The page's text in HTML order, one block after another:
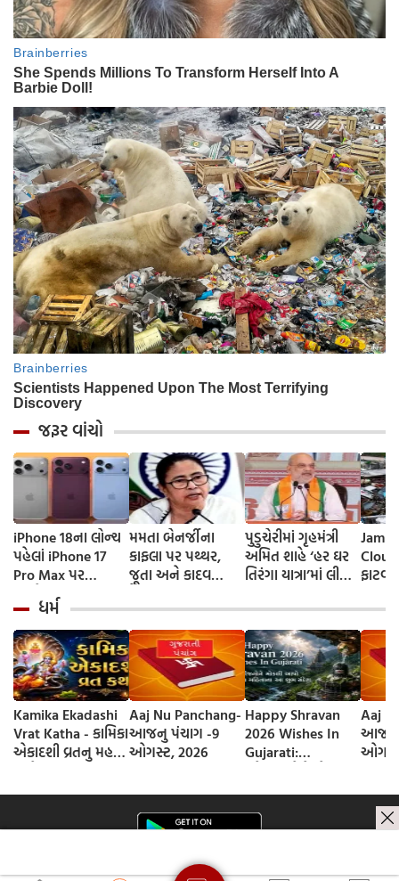
જરૂર વાંચો
iPhone 18ના લોન્ચ
પહેલાં iPhone 17
Pro Max પર
ધમાકેદાર ડીલ,
Flipkart પર આટલો
સસ્તો મળી રહ્યો ફોન
મમતા બેનર્જીના
કાફલા પર પથ્થર,
જૂતા અને કાદવ
જાત તો માથું ફાટી
જાત’
પુડુચેરીમાં ગૃહમંત્રી
અમિત શાહે ‘હર ઘર
તિરંગા યાત્રા’માં લીધો
ધર્મ
Kamika Ekadashi
Vrat Katha - કામિકા
એકાદશી વ્રતનુ મહત્વ
Aaj Nu Panchang-
આજનુ પંચાગ -9
ઓગસ્ટ, 2026
Happy Shravan
2026 Wishes In
Gujarati:
આપો શ્રાવણ
મહિનાના આ શુભ
સંદેશ
Aaj
આજનુ